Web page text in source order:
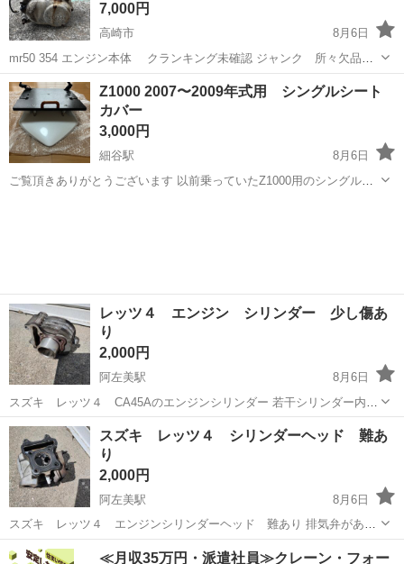
7,000円
高崎市
8月6日
mr50 354 エンジン本体 クランキング未確認 ジャンク 所々欠品あ
るかもしれません。 検索...MR80 RD50 FX50 RX50 RX80 TY50 TY80
GT50 GT80 GR50 GR80 ミニト...
群馬 高崎市
Z1000 2007〜2009年式用 シングルシート
カバー
3,000円
細谷駅
8月6日
ご覧頂きありがとうございます 以前乗っていたZ1000用のシングルシ
レッツ４ エンジン シリンダー 少し傷あ
り
2,000円
阿左美駅
8月6日
スズキ レッツ４ CA45Aのエンジンシリンダー 若干シリンダー内に
傷あります。 実動エンジンから取外しました。 できるだけ早くとりに
きてくれる方を優先させていただきます。 ３Ｎです。 よろしくおねが
いします。
群馬 みどり市 阿左美駅 シリンダー
スズキ レッツ４ シリンダーヘッド 難あ
り
2,000円
阿左美駅
8月6日
スズキ レッツ４ エンジンシリンダーヘッド 難あり 排気弁があり
ません。 排気弁を取付ければ使えるかもしれません。 できるだけ早く
とりにきてくれる方を優先させていただきます。 ３Ｎです。 よろしく
群馬 みどり市 阿左美駅 スズキ シリンダーヘッド
≪月収35万円・派遣社員≫クレーン・フォー